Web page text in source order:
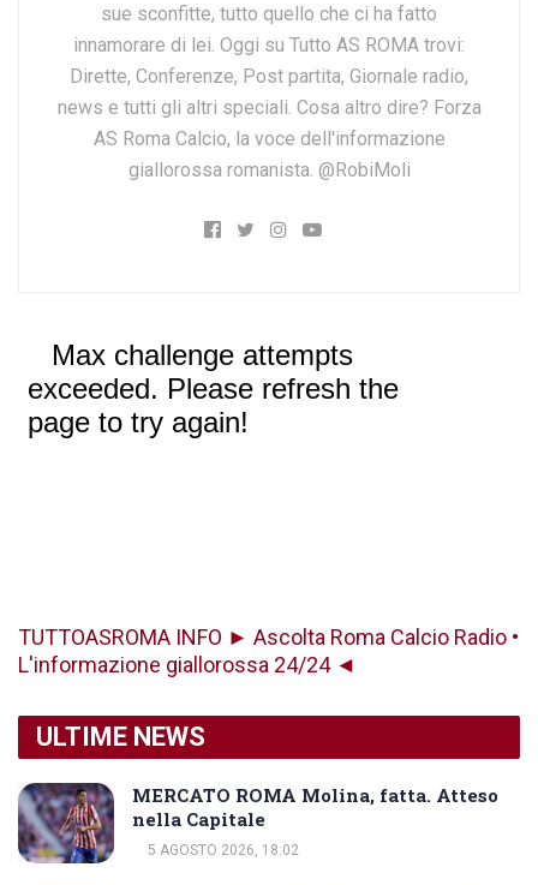
sue sconfitte, tutto quello che ci ha fatto
innamorare di lei. Oggi su Tutto AS ROMA trovi:
Dirette, Conferenze, Post partita, Giornale radio,
news e tutti gli altri speciali. Cosa altro dire? Forza
AS Roma Calcio, la voce dell'informazione
giallorossa romanista. @RobiMoli
TUTTOASROMA INFO ► Ascolta Roma Calcio Radio •
L'informazione giallorossa 24/24 ◄
ULTIME NEWS
MERCATO ROMA Molina, fatta. Atteso
nella Capitale
5 AGOSTO 2026, 18:02